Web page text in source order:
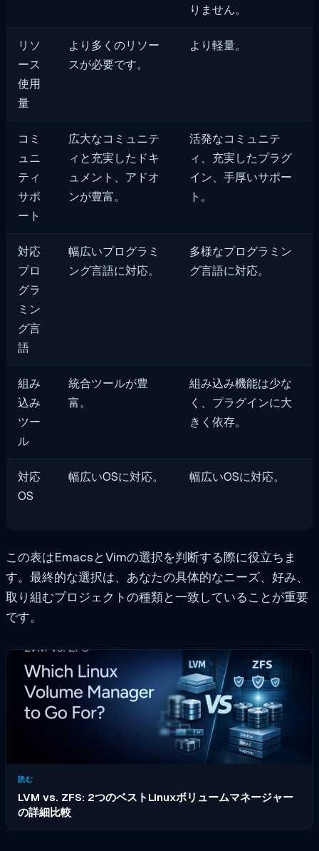
りません。
リソ
ース
使用
量
より多くのリソー
スが必要です。
より軽量。
コミ
ュニ
ティ
サポ
ート
広大なコミュニテ
ィと充実したドキ
ュメント、アドオ
ンが豊富。
活発なコミュニテ
ィ、充実したプラグ
イン、手厚いサポー
ト。
対応
プロ
グラ
ミン
グ言
語
幅広いプログラミ
ング言語に対応。
多様なプログラミン
グ言語に対応。
組み
込み
ツー
ル
統合ツールが豊
富。
組み込み機能は少な
く、プラグインに大
きく依存。
対応
OS
幅広いOSに対応。 幅広いOSに対応。
この表はEmacsとVimの選択を判断する際に役立ちま
す。最終的な選択は、あなたの具体的なニーズ、好み、
取り組むプロジェクトの種類と一致していることが重要
です。
読む
LVM vs. ZFS: 2つのベストLinuxボリュームマネージャー
の詳細比較